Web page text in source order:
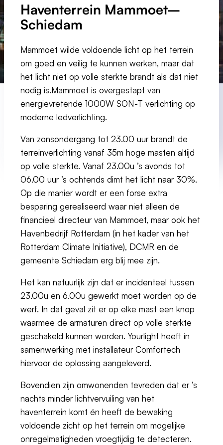
Haventerrein Mammoet–
Schiedam
Mammoet wilde voldoende licht op het terrein
om goed en veilig te kunnen werken, maar dat
het licht niet op volle sterkte brandt als dat niet
nodig is.Mammoet is overgestapt van
energievretende 1000W SON-T verlichting op
moderne ledverlichting.
Van zonsondergang tot 23.00 uur brandt de
terreinverlichting vanaf 35m hoge masten altijd
op volle sterkte. Vanaf 23.00u ’s avonds tot
06.00 uur ’s ochtends dimt het licht naar 30%.
Op die manier wordt er een forse extra
besparing gerealiseerd waar niet alleen de
financieel directeur van Mammoet, maar ook het
Havenbedrijf Rotterdam (in het kader van het
Rotterdam Climate Initiative), DCMR en de
gemeente Schiedam erg blij mee zijn.
Het kan natuurlijk zijn dat er incidenteel tussen
23.00u en 6.00u gewerkt moet worden op de
werf. In dat geval zit er op elke mast een knop
waarmee de armaturen direct op volle sterkte
geschakeld kunnen worden. Yourlight heeft in
samenwerking met installateur Comfortech
hiervoor de oplossing aangeleverd.
Bovendien zijn omwonenden tevreden dat er ’s
nachts minder lichtvervuiling van het
haventerrein komt én heeft de bewaking
voldoende zicht op het terrein om mogelijke
onregelmatigheden vroegtijdig te detecteren.